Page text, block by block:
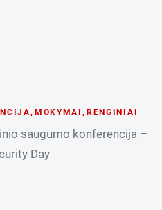
, MOKYMAI , RENGINIAI
saugumo konferencija –
Day